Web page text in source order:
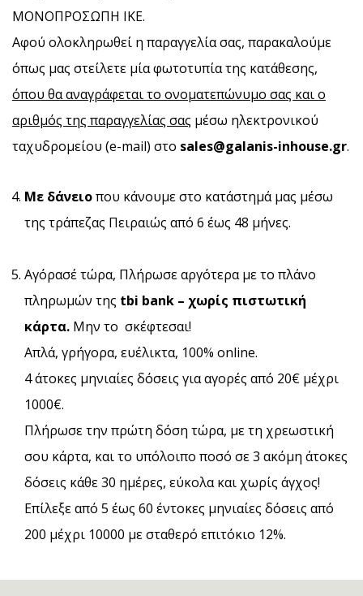
ΜΟΝΟΠΡΟΣΩΠΗ ΙΚΕ.
Αφού ολοκληρωθεί η παραγγελία σας, παρακαλούμε
όπως μας στείλετε μία φωτοτυπία της κατάθεσης,
όπου θα αναγράφεται το ονοματεπώνυμο σας και ο
αριθμός της παραγγελίας σας μέσω ηλεκτρονικού
ταχυδρομείου (e-mail) στο sales@galanis-inhouse.gr.
Με δάνειοπου κάνουμε στο κατάστημά μας μέσω
της τράπεζας Πειραιώς από 6 έως 48 μήνες.
Αγόρασέ τώρα, Πλήρωσε αργότερα με το πλάνο
πληρωμών της tbi bank – χωρίς πιστωτική
κάρτα. Μην το σκέφτεσαι!
Απλά, γρήγορα, ευέλικτα, 100% online.
4 άτοκες μηνιαίες δόσεις για αγορές από 20€ μέχρι
1000€.
Πλήρωσε την πρώτη δόση τώρα, με τη χρεωστική
σου κάρτα, και το υπόλοιπο ποσό σε 3 ακόμη άτοκες
δόσεις κάθε 30 ημέρες, εύκολα και χωρίς άγχος!
Επίλεξε από 5 έως 60 έντοκες μηνιαίες δόσεις από
200 μέχρι 10000 με σταθερό επιτόκιο 12%.